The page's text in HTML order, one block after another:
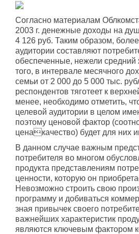
Согласно материалам
2003 г. денежные доходы на
4 126 руб. Таким образом,
аудитории составляют
обеспеченные, нежели средний
того, в интервале месячного
семьи от 2 000 до 5 000 тыс.
респондентов тяготеет к
менее, необходимо отметить,
целевой аудитории в целом
поэтому ценовой фактор
ценакачество) будет для них
В данном случае важным
потребителя во многом
продукта представлениям
ценности, которую он
Невозможно строить свою
программу и добиваться
зная привычек своего
важнейших характеристик
являются ключевым фактором